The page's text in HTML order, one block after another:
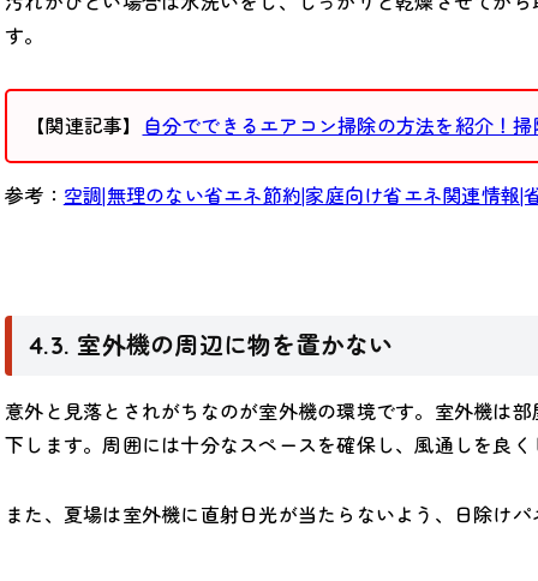
す。
【関連記事】 自分でできるエアコン掃除の方法を紹介！
参考： 空調|無理のない省エネ節約|家庭向け省エネ関連情報|
4.3. 室外機の周辺に物を置かない
意外と見落とされがちなのが室外機の環境です。室外機は
下します。周囲には十分なスペースを確保し、風通しを良
また、夏場は室外機に直射日光が当たらないよう、日除け